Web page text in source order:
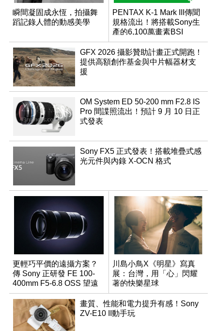
瞬間凝固成永恆，拍攝舞
蹈記錄人體的動感美學
PENTAX K-1 Mark III傳聞
規格流出！將搭載Sony生
產的6,100萬畫素BSI
CMOS？
GFX 2026 攝影贊助計畫正式開跑！
提供高額創作基金與中片幅器材支
援
OM System ED 50-200 mm F2.8 IS
Pro 間諜照流出！預計 9 月 10 日正
式發表
Sony FX5 正式發表！搭載堆疊式感
光元件與內錄 X-OCN 格式
更輕巧平價的遠攝方案？
傳 Sony 正研發 FE 100-
400mm F5-6.8 OSS 望遠
變焦鏡頭
川島小鳥X《明星》寫真
展：台灣，用「心」閃耀
著的快樂星球
畫質、性能和電力提升有感！Sony
ZV-E10 II動手玩